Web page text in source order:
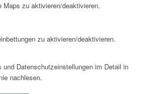
Maps zu aktivieren/deaktivieren.
zu aktivieren/deaktivieren.
und Datenschutzeinstellungen im Detail in
nachlesen.